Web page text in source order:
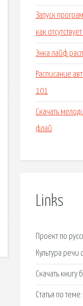
Запуск
как
Энка лайф
Расписание
101
Скачать
флай
Links
Проект по
Культура речи
Скачать книгу
Статья по